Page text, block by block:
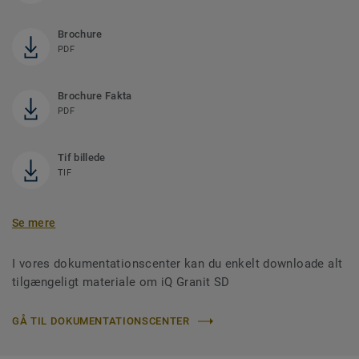
Brochure
PDF
Brochure Fakta
PDF
Tif billede
TIF
Se mere
I vores dokumentationscenter kan du enkelt downloade alt
tilgængeligt materiale om iQ Granit SD
GÅ TIL DOKUMENTATIONSCENTER